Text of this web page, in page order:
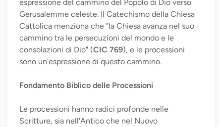
espressione del cammino del Popolo di Dio verso
Gerusalemme celeste. Il Catechismo della Chiesa
Cattolica menziona che "la Chiesa avanza nel suo
cammino tra le persecuzioni del mondo e le
consolazioni di Dio" (CIC 769), e le processioni
sono un'espressione di questo cammino.
Fondamento Biblico delle Processioni
Le processioni hanno radici profonde nelle
Scritture, sia nell'Antico che nel Nuovo